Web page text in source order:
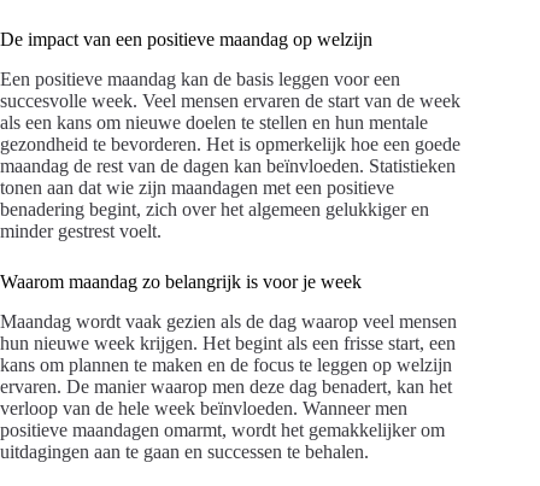
De impact van een positieve maandag op welzijn
Een positieve maandag kan de basis leggen voor een
succesvolle week. Veel mensen ervaren de start van de week
als een kans om nieuwe doelen te stellen en hun mentale
gezondheid te bevorderen. Het is opmerkelijk hoe een goede
maandag de rest van de dagen kan beïnvloeden. Statistieken
tonen aan dat wie zijn maandagen met een positieve
benadering begint, zich over het algemeen gelukkiger en
minder gestrest voelt.
Waarom maandag zo belangrijk is voor je week
Maandag wordt vaak gezien als de dag waarop veel mensen
hun nieuwe week krijgen. Het begint als een frisse start, een
kans om plannen te maken en de focus te leggen op welzijn
ervaren. De manier waarop men deze dag benadert, kan het
verloop van de hele week beïnvloeden. Wanneer men
positieve maandagen omarmt, wordt het gemakkelijker om
uitdagingen aan te gaan en successen te behalen.